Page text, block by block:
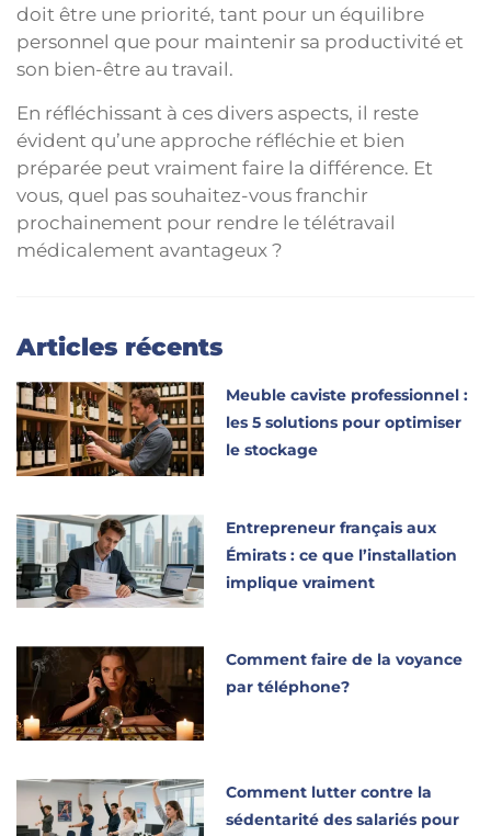
doit être une priorité, tant pour un équilibre
personnel que pour maintenir sa productivité et
son bien-être au travail.
En réfléchissant à ces divers aspects, il reste
évident qu’une approche réfléchie et bien
préparée peut vraiment faire la différence. Et
vous, quel pas souhaitez-vous franchir
prochainement pour rendre le télétravail
médicalement avantageux ?
Articles récents
Meuble caviste professionnel :
les 5 solutions pour optimiser
le stockage
Entrepreneur français aux
Émirats : ce que l’installation
implique vraiment
Comment faire de la voyance
par téléphone?
Comment lutter contre la
sédentarité des salariés pour